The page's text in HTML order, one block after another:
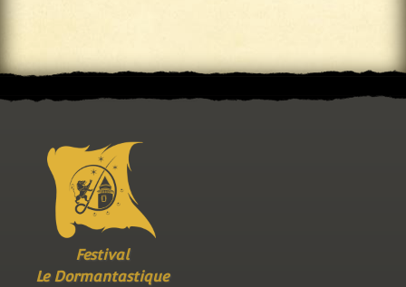
Festival
Le Dormantastique